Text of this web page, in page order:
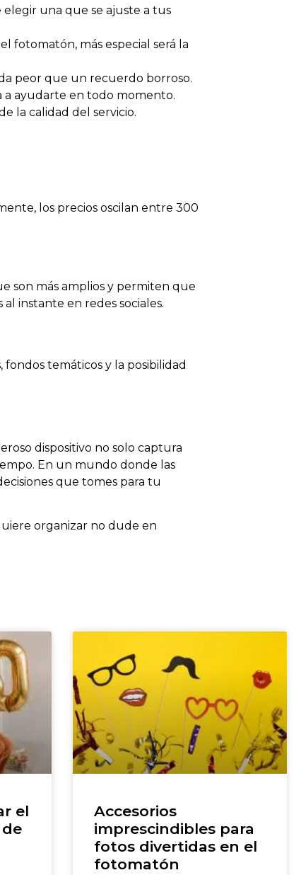
una que se ajuste a tus
fotomatón, más especial será la
peor que un recuerdo borroso.
a ayudarte en todo momento.
la calidad del servicio.
los precios oscilan entre 300
son más amplios y permiten que
instante en redes sociales.
temáticos y la posibilidad
dispositivo no solo captura
En un mundo donde las
que tomes para tu
organizar no dude en
el
Accesorios
imprescindibles para
fotos divertidas en el
fotomatón